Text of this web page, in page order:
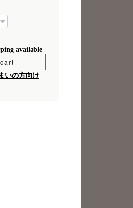
available
いの方向け